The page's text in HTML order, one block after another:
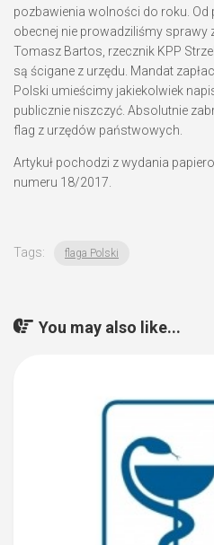
pozbawienia wolności do roku.
obecnej nie prowadziliśmy sprawy
Tomasz Bartos, rzecznik KPP
są ścigane z urzędu. Mandat
Polski umieścimy jakiekolwiek
publicznie niszczyć. Absolutnie
flag z urzędów państwowych.
Artykuł pochodzi z wydania
numeru 18/2017.
Tags: flaga Polski
You may also like...